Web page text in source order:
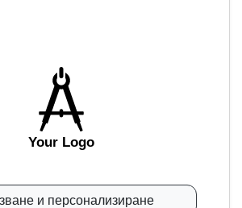
Your Logo
и персонализиране